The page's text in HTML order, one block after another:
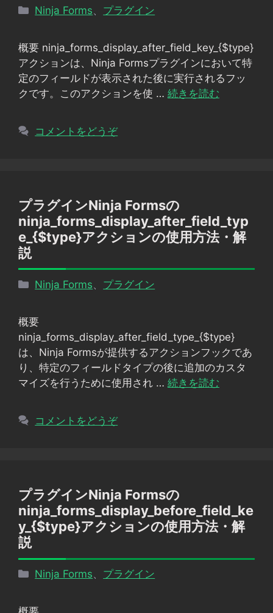
カ
リ
ー
Ninja Forms プラグイン
概要 ninja_forms_display_after_field_key_{$type}
アクションは、Ninja Formsプラグインにおいて特
定のフィールドが表示された後に実行されるフッ
クです。このアクションを使 … 続きを読む
コメントをどうぞ
プラグインNinja Formsの
ninja_forms_display_after_field_typ
e_{$type}アクションの使用方法・解
説
カ
リ
ー
Ninja Forms プラグイン
概要
ninja_forms_display_after_field_type_{$type}
は、Ninja Formsが提供するアクションフックであ
り、特定のフィールドタイプの後に追加のカスタ
マイズを行うために使用され … 続きを読む
コメントをどうぞ
プラグインNinja Formsの
ninja_forms_display_before_field_ke
y_{$type}アクションの使用方法・解
説
カ
Ninja Forms、 プラグイン